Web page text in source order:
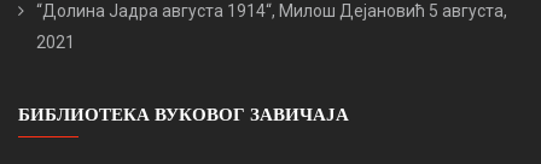
“Долина Јадра августа 1914“, Милош Дејановић 5 августа,
2021
БИБЛИОТЕКА ВУКОВОГ ЗАВИЧАЈА